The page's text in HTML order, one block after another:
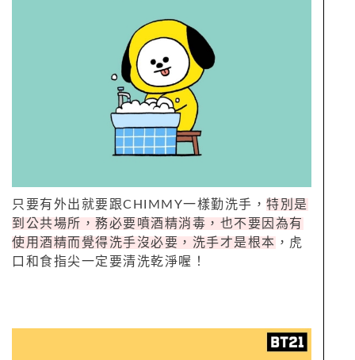
只要有外出就要跟CHIMMY一樣勤洗手， 特別是
到公共場所，務必要噴酒精消毒，也不要因為有
使用酒精而覺得洗手沒必要，洗手才是根本 ，虎
口和食指尖一定要清洗乾淨喔！